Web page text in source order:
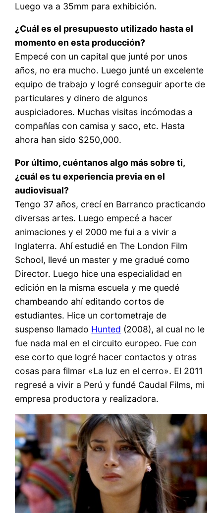
Luego va a 35mm para exhibición.
¿Cuál es el presupuesto utilizado hasta el
momento en esta producción?
Empecé con un capital que junté por unos
años, no era mucho. Luego junté un excelente
equipo de trabajo y logré conseguir aporte de
particulares y dinero de algunos
auspiciadores. Muchas visitas incómodas a
compañías con camisa y saco, etc. Hasta
ahora han sido $250,000.
Por último, cuéntanos algo más sobre ti,
¿cuál es tu experiencia previa en el
audiovisual?
Tengo 37 años, crecí en Barranco practicando
diversas artes. Luego empecé a hacer
animaciones y el 2000 me fui a a vivir a
Inglaterra. Ahí estudié en The London Film
School, llevé un master y me gradué como
Director. Luego hice una especialidad en
edición en la misma escuela y me quedé
chambeando ahí editando cortos de
estudiantes. Hice un cortometraje de
suspenso llamado Hunted (2008), al cual no le
fue nada mal en el circuito europeo. Fue con
ese corto que logré hacer contactos y otras
cosas para filmar «La luz en el cerro». El 2011
regresé a vivir a Perú y fundé Caudal Films, mi
empresa productora y realizadora.